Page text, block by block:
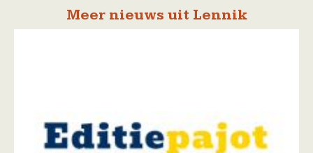
Meer nieuws uit Lennik